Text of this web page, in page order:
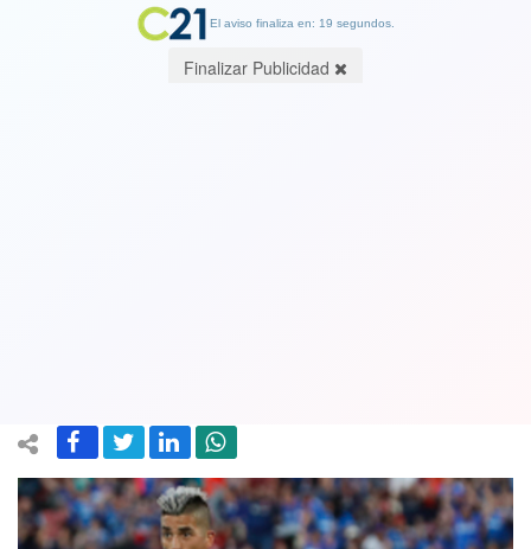
El aviso finaliza en: 18 segundos.
Finalizar Publicidad